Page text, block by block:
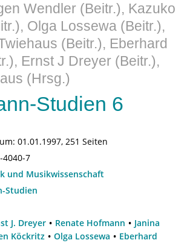
Wendler (Beitr.), Kazuko
Olga Lossewa (Beitr.),
(Beitr.), Eberhard
Ernst J Dreyer (Beitr.),
(Hrsg.)
Studien 6
01.01.1997, 251 Seiten
4040-7
und Musikwissenschaft
Studien
J. Dreyer Renate Hofmann
Janina
Köckritz Olga Lossewa
Eberhard